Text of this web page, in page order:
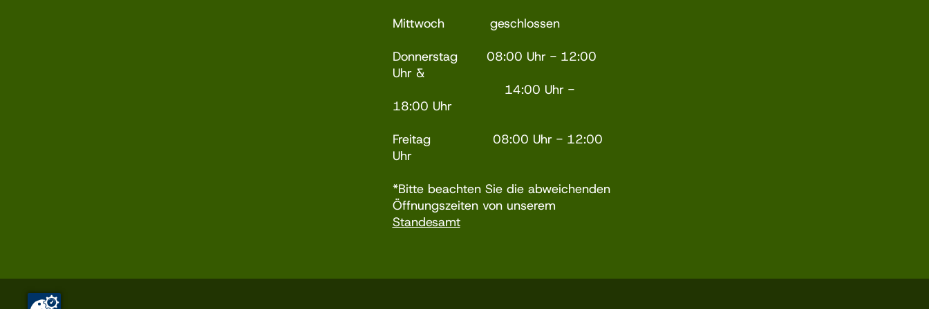
Mittwoch geschlossen
Donnerstag 08:00 Uhr - 12:00
Uhr &
14:00 Uhr -
18:00 Uhr
Freitag 08:00 Uhr - 12:00
Uhr
*Bitte beachten Sie die abweichenden
Öffnungszeiten von unserem
Standesamt